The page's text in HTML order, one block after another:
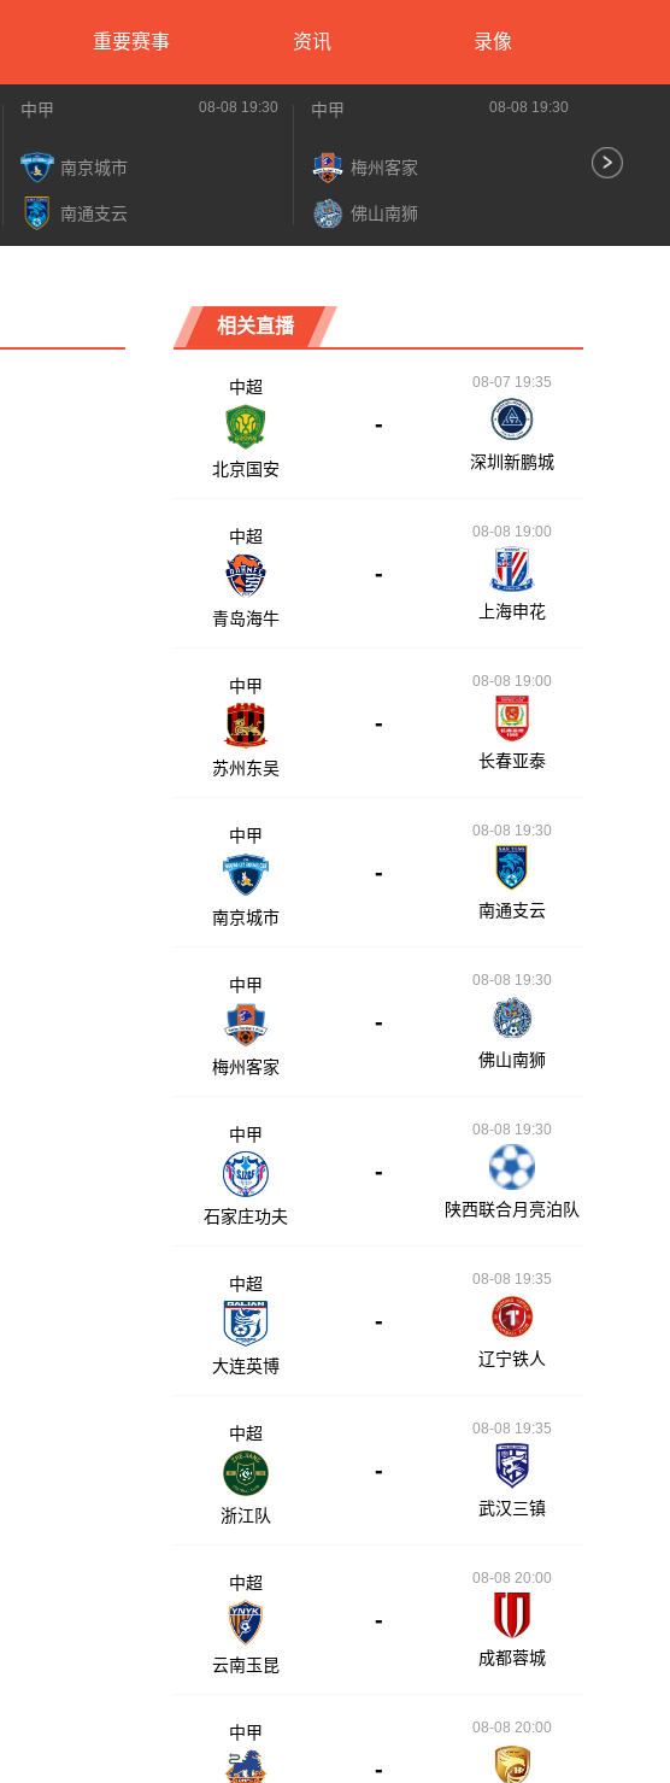
重要赛事 资讯 录像
中甲 08-08 19:30
南京城市
南通支云
中甲 08-08 19:30
梅州客家
佛山南狮
相关直播
中超
北京国安
-
08-07 19:35
深圳新鹏城
中超
青岛海牛
-
08-08 19:00
上海申花
中甲
苏州东吴
-
08-08 19:00
长春亚泰
中甲
南京城市
-
08-08 19:30
南通支云
中甲
梅州客家
-
08-08 19:30
佛山南狮
中甲
石家庄功夫
-
08-08 19:30
陕西联合月亮泊队
中超
大连英博
-
08-08 19:35
辽宁铁人
中超
浙江队
-
08-08 19:35
武汉三镇
中超
云南玉昆
-
08-08 20:00
成都蓉城
中甲
-
08-08 20:00